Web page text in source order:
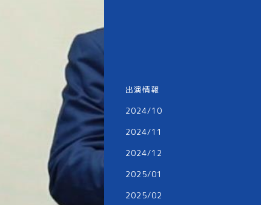
出演情報
2024/10
2024/11
2024/12
2025/01
2025/02